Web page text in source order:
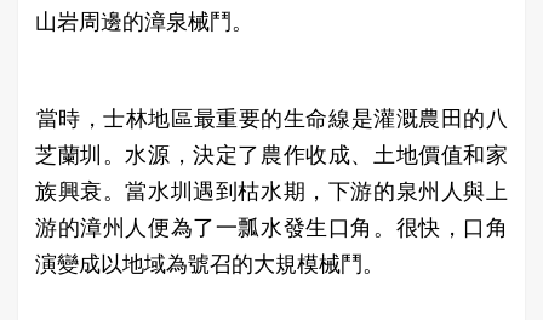
山岩周邊的漳泉械鬥。
​當時，士林地區最重要的生命線是灌溉農田的八
芝蘭圳。水源，決定了農作收成、土地價值和家
族興衰。當水圳遇到枯水期，下游的泉州人與上
游的漳州人便為了一瓢水發生口角。很快，口角
演變成以地域為號召的大規模械鬥。